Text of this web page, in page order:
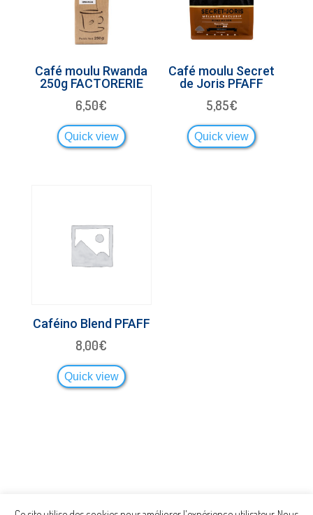
Café moulu Rwanda
250g FACTORERIE
6,50€
Quick view
Café moulu Secret
de Joris PFAFF
5,85€
Quick view
Caféino Blend PFAFF
8,00€
Quick view